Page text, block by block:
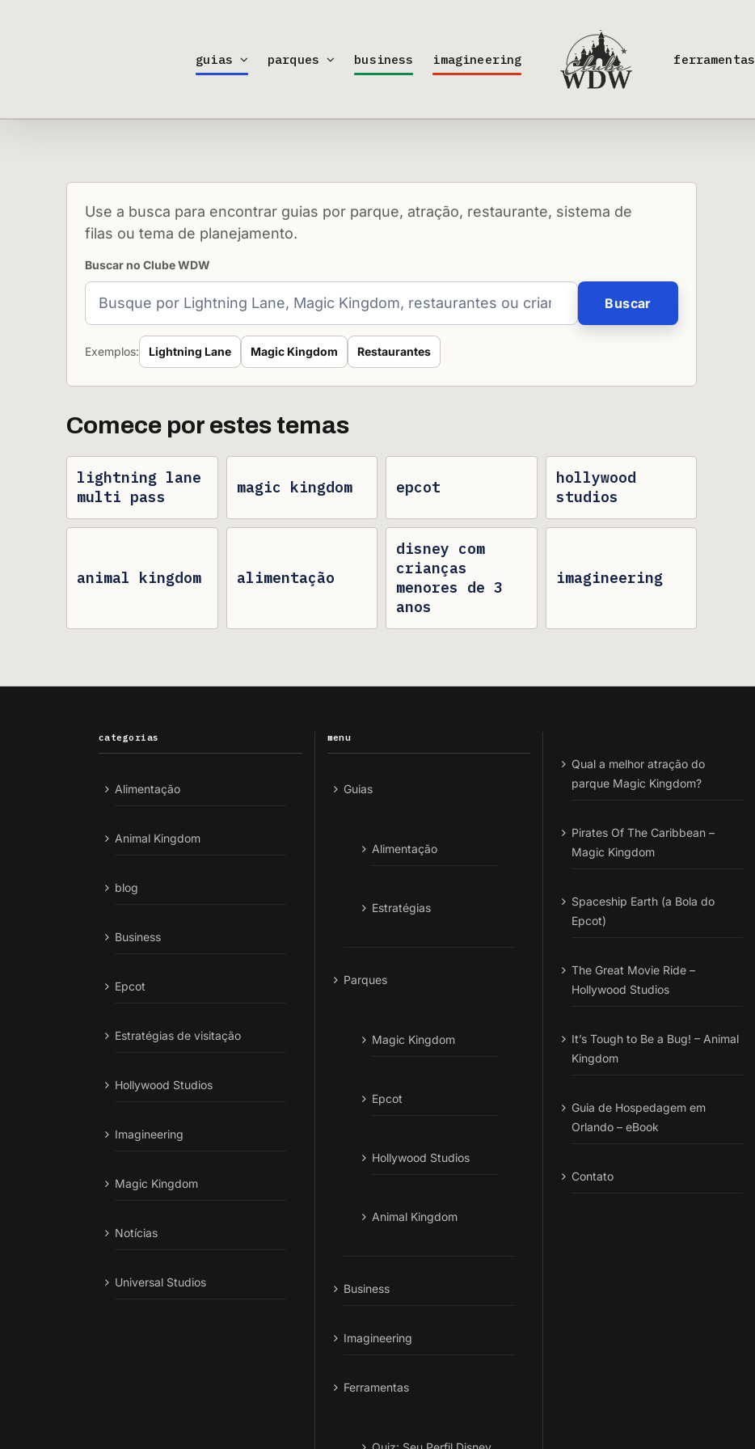
guias parques business imagineering ferramentas
Use a busca para encontrar guias por parque, atração, restaurante, sistema de
filas ou tema de planejamento.
Buscar no Clube WDW
Buscar
Exemplos: Lightning Lane Magic Kingdom Restaurantes
Comece por estes temas
lightning lane
multi pass
magic kingdom epcot
hollywood
studios
animal kingdom alimentação
disney com
crianças
menores de 3
anos
imagineering
categorias
Alimentação
Animal Kingdom
blog
Business
Epcot
Estratégias de visitação
Hollywood Studios
Imagineering
Magic Kingdom
Notícias
Universal Studios
menu
Guias
Alimentação
Estratégias
Parques
Magic Kingdom
Epcot
Hollywood Studios
Animal Kingdom
Business
Imagineering
Ferramentas
Qual a melhor atração do
parque Magic Kingdom?
Pirates Of The Caribbean –
Magic Kingdom
Spaceship Earth (a Bola do
Epcot)
The Great Movie Ride –
Hollywood Studios
It’s Tough to Be a Bug! – Animal
Kingdom
Guia de Hospedagem em
Orlando – eBook
Contato